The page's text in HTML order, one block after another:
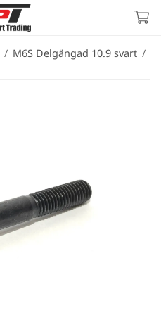
/ M6S Delgängad 10.9 svart /